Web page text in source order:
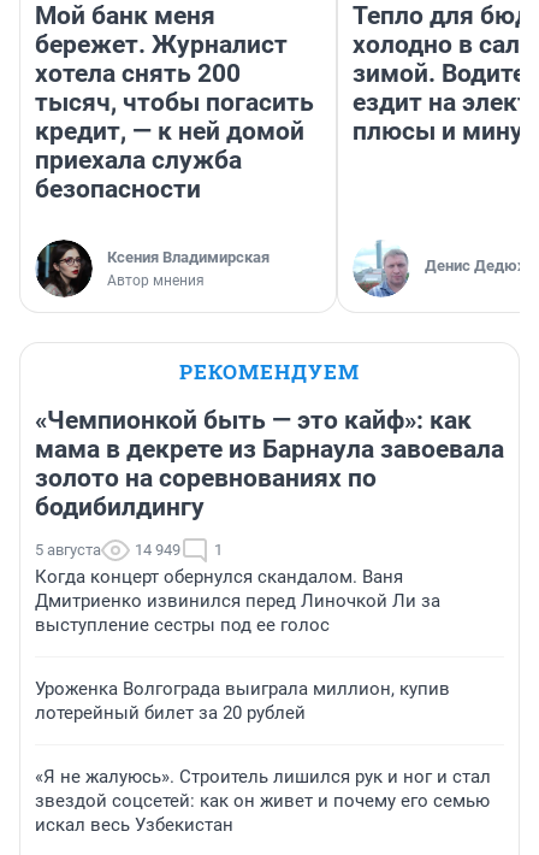
Мой банк меня
бережет. Журналист
хотела снять 200
тысяч, чтобы погасить
кредит, — к ней домой
приехала служба
безопасности
Ксения Владимирская
Автор мнения
Тепло для
холодно в
зимой.
ездит на
плюсы и
Денис
РЕКОМЕНДУЕМ
«Чемпионкой быть — это кайф»: как
мама в декрете из Барнаула завоевала
золото на соревнованиях по
бодибилдингу
5 августа 14 949 1
Когда концерт обернулся скандалом. Ваня
Дмитриенко извинился перед Линочкой Ли за
выступление сестры под ее голос
Уроженка Волгограда выиграла миллион, купив
лотерейный билет за 20 рублей
«Я не жалуюсь». Строитель лишился рук и ног и стал
звездой соцсетей: как он живет и почему его семью
искал весь Узбекистан